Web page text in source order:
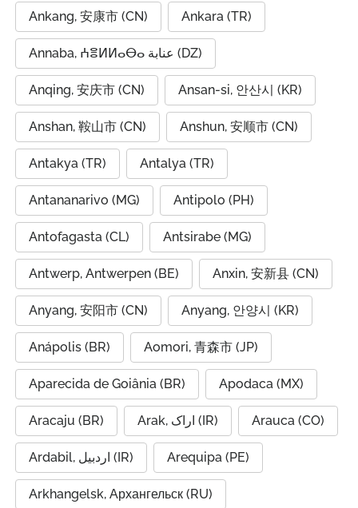
Ankang, 安康市 (CN) Ankara (TR)
Annaba, ⵄⴻⵍⵍⴰⴱⴰ عنابة (DZ)
Anqing, 安庆市 (CN) Ansan-si, 안산시 (KR)
Anshan, 鞍山市 (CN) Anshun, 安顺市 (CN)
Antakya (TR) Antalya (TR)
Antananarivo (MG) Antipolo (PH)
Antofagasta (CL) Antsirabe (MG)
Antwerp, Antwerpen (BE) Anxin, 安新县 (CN)
Anyang, 安阳市 (CN) Anyang, 안양시 (KR)
Anápolis (BR) Aomori, 青森市 (JP)
Aparecida de Goiânia (BR) Apodaca (MX)
Aracaju (BR) Arak, اراک (IR) Arauca (CO)
Ardabil, اردبیل (IR) Arequipa (PE)
Arkhangelsk, Архангельск (RU)